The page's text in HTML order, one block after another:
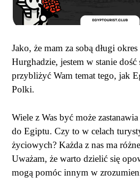
Jako, że mam za sobą długi
Hurghadzie, jestem w stanie dość
przybliżyć Wam temat tego, jak
Polki.
Wiele z Was być może
do Egiptu. Czy to w celach
życiowych? Każda z nas ma
Uważam, że warto dzielić się
mogą pomóc innym w